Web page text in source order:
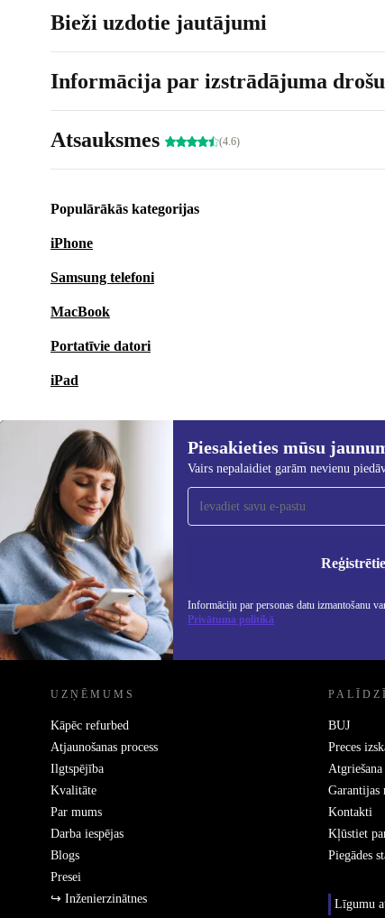
Bieži uzdotie jautājumi
Informācija par izstrādājuma
Atsauksmes (4.6)
Populārākās kategorijas
iPhone
Samsung telefoni
MacBook
Portatīvie datori
iPad
Piesakieties mūsu
Vairs nepalaidiet garām nevienu
Informāciju par personas datu izmantošanu
Privātuma politikā
Piesakieties mūsu jaunumu
saņemšanai!
Nekad vairs nepalaidiet garām nevienu
piedāvājumu.
REFURBED - RETHINK NEW.
UZŅĒMUMS
Kāpēc refurbed
Atjaunošanas process
Ilgtspējība
Kvalitāte
Par mums
Darba iespējas
Blogs
Presei
↪ Inženierzinātnes
BUJ
Preces
Atgriešana
Garantijas
Kontakti
Kļūstiet
Piegādes
Līgumu